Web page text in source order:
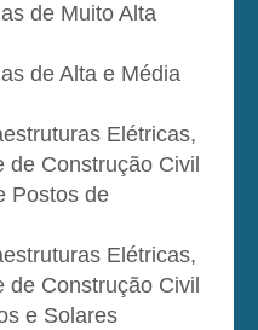
de Muito Alta
de Alta e Média
Elétricas,
Construção Civil
Postos de
Elétricas,
Construção Civil
e Solares